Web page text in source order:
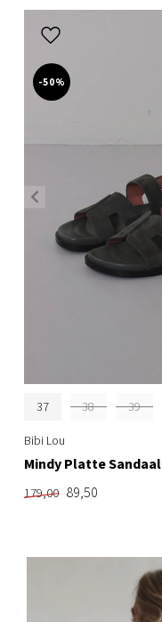
-50%
37 38 39
Bibi Lou
Mindy Platte Sandaal
179,00 89,50